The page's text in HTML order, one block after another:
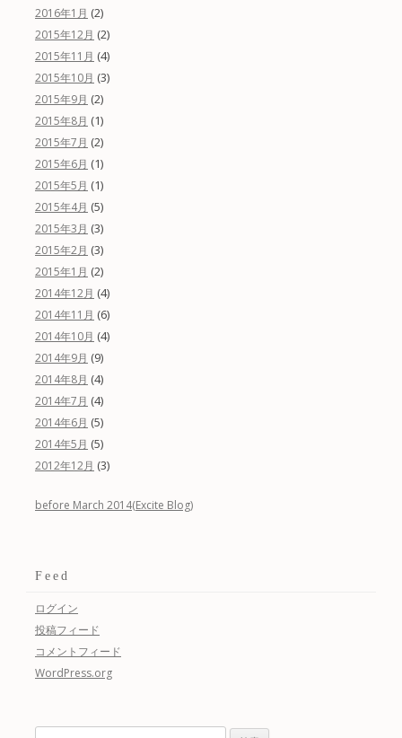
2016年1月 (2)
2015年12月 (2)
2015年11月 (4)
2015年10月 (3)
2015年9月 (2)
2015年8月 (1)
2015年7月 (2)
2015年6月 (1)
2015年5月 (1)
2015年4月 (5)
2015年3月 (3)
2015年2月 (3)
2015年1月 (2)
2014年12月 (4)
2014年11月 (6)
2014年10月 (4)
2014年9月 (9)
2014年8月 (4)
2014年7月 (4)
2014年6月 (5)
2014年5月 (5)
2012年12月 (3)
before March 2014(Excite Blog)
Feed
ログイン
投稿フィード
コメントフィード
WordPress.org